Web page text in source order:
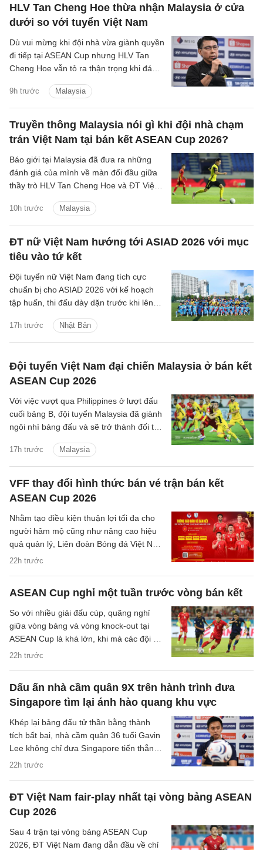
HLV Tan Cheng Hoe thừa nhận Malaysia ở cửa
dưới so với tuyển Việt Nam
9h trước Malaysia
Dù vui mừng khi đội nhà vừa giành quyền
đi tiếp tại ASEAN Cup nhưng HLV Tan
Cheng Hoe vẫn tỏ ra thận trọng khi đánh
Việt Nam.
Truyền thông Malaysia nói gì khi đội nhà chạm
trán Việt Nam tại bán kết ASEAN Cup 2026?
10h trước Malaysia
Báo giới tại Malaysia đã đưa ra những
đánh giá của mình về màn đối đầu giữa
thầy trò HLV Tan Cheng Hoe và ĐT Việt
sắp tới.
ĐT nữ Việt Nam hướng tới ASIAD 2026 với mục
tiêu vào tứ kết
17h trước Nhật Bản
Đội tuyển nữ Việt Nam đang tích cực
chuẩn bị cho ASIAD 2026 với kế hoạch
tập huấn, thi đấu dày dặn trước khi lên
Đội tuyển Việt Nam đại chiến Malaysia ở bán kết
ASEAN Cup 2026
17h trước Malaysia
Với việc vượt qua Philippines ở lượt đấu
cuối bảng B, đội tuyển Malaysia đã giành
ngôi nhì bảng đấu và sẽ trở thành đối thủ
hành trình bảo vệ ngôi vương Đông Nam
Á.
VFF thay đổi hình thức bán vé trận bán kết
ASEAN Cup 2026
22h trước
Nhằm tạo điều kiện thuận lợi tối đa cho
người hâm mộ cũng như nâng cao hiệu
quả quản lý, Liên đoàn Bóng đá Việt Nam
(VFF) đã chính thức thông báo về việc
ASEAN Cup nghỉ một tuần trước vòng bán kết
22h trước
So với nhiều giải đấu cúp, quãng nghỉ
giữa vòng bảng và vòng knock-out tại
ASEAN Cup là khá lớn, khi mà các đội sẽ
có quãng nghỉ lên tới một tuần cho các
Dấu ấn nhà cầm quân 9X trên hành trình đưa
Singapore tìm lại ánh hào quang khu vực
22h trước
Khép lại bảng đấu tử thần bằng thành
tích bất bại, nhà cầm quân 36 tuổi Gavin
Lee không chỉ đưa Singapore tiến thẳng
vào bán kết ASEAN Cup 2026, mà còn
nhất khu vực.
ĐT Việt Nam fair-play nhất tại vòng bảng ASEAN
Cup 2026
Sau 4 trận tại vòng bảng ASEAN Cup
2026, ĐT Việt Nam đang dẫn đầu về chỉ